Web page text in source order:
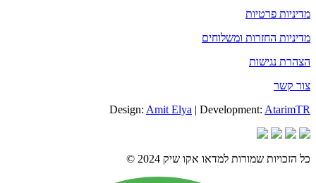
מדיניות פרטיות
מדיניות החזרות ומשלוחים
הצהרת נגישות
צור קשר
Design: Amit Elya | Development: AtarimTR
כל הזכויות שמורות למדאו אקו שיק 2024 ©